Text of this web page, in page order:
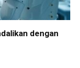
dengan